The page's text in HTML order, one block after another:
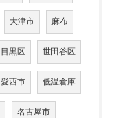
大津市 麻布
目黒区 世田谷区
愛西市 低温倉庫
名古屋市